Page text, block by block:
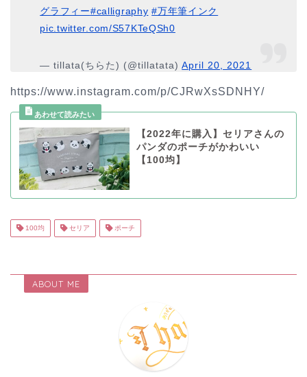
グラフィー#calligraphy #万年筆インク
pic.twitter.com/S57KTeQSh0
— tillata(ちらた) (@tillatata)April 20, 2021
https://www.instagram.com/p/CJRwXsSDNHY/
【2022年に購入】セリアさんの
パンダのポーチがかわいい
【100均】
100均 セリア ポーチ
ABOUT ME